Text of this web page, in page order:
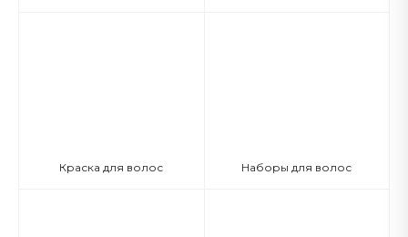
Краска для волос Наборы для волос